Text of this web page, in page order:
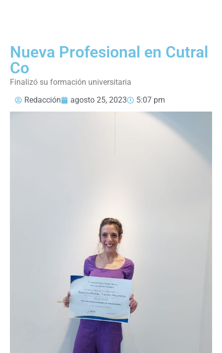
Nueva Profesional en Cutral
Co
Finalizó su formación universitaria
Redacción
agosto 25, 2023 5:07 pm